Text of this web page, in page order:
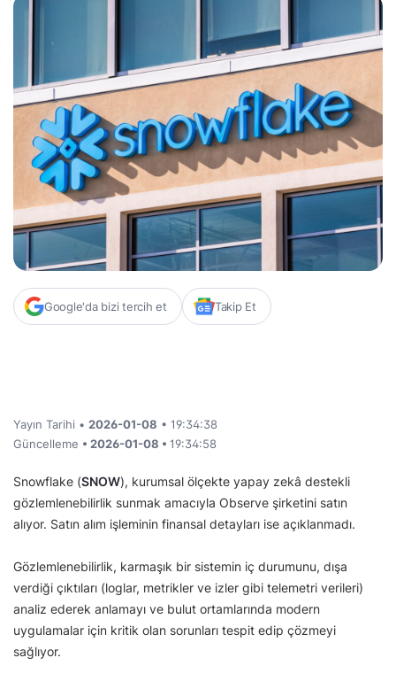
Google'da bizi tercih et Takip Et
Yayın Tarihi • 2026-01-08 • 19:34:38
Güncelleme • 2026-01-08 • 19:34:58
Snowflake (SNOW), kurumsal ölçekte yapay zekâ destekli
gözlemlenebilirlik sunmak amacıyla Observe şirketini satın
alıyor. Satın alım işleminin finansal detayları ise açıklanmadı.
Gözlemlenebilirlik, karmaşık bir sistemin iç durumunu, dışa
verdiği çıktıları (loglar, metrikler ve izler gibi telemetri verileri)
analiz ederek anlamayı ve bulut ortamlarında modern
uygulamalar için kritik olan sorunları tespit edip çözmeyi
sağlıyor.